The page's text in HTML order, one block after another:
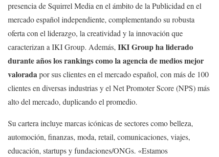
presencia de Squirrel Media en el ámbito de la Publicidad en el
mercado español independiente, complementando su robusta
oferta con el liderazgo, la creatividad y la innovación que
caracterizan a IKI Group. Además, IKI Group ha liderado
durante años los rankings como la agencia de medios mejor
valoradapor sus clientes en el mercado español, con más de 100
clientes en diversas industrias y el Net Promoter Score (NPS) más
alto del mercado, duplicando el promedio.
Su cartera incluye marcas icónicas de sectores como belleza,
automoción, finanzas, moda, retail, comunicaciones, viajes,
educación, startups y fundaciones/ONGs. «Estamos